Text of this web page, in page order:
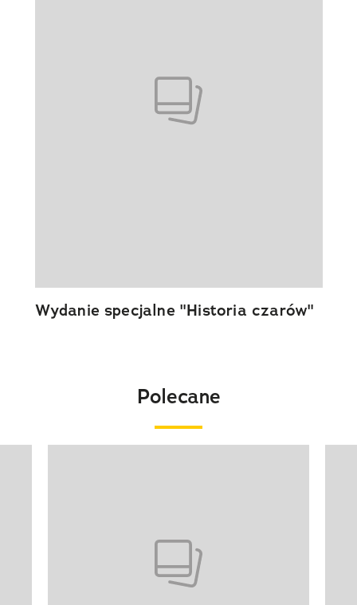
Wydanie specjalne "Historia czarów"
Polecane